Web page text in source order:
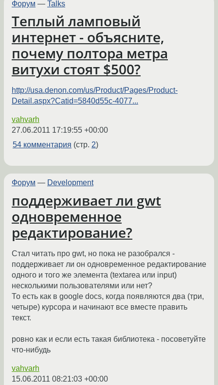
Форум — Talks
Теплый ламповый
интернет - объясните,
почему полтора метра
витухи стоят $500?
http://usa.denon.com/us/Product/Pages/Product-
Detail.aspx?Catid=5840d55c-4077...
vahvarh
27.06.2011 17:19:55 +00:00
54 комментария (стр. 2)
Форум — Development
поддерживает ли gwt
одновременное
редактирование?
Стал читать про gwt, но пока не разобрался -
поддерживает ли он одновременное редактирование
одного и того же элемента (textarea или input)
несколькими пользователями или нет?
То есть как в google docs, когда появляются два (три,
четыре) курсора и начинают все вместе править
текст.
ровно как и если есть такая библиотека - посоветуйте
что-нибудь
vahvarh
15.06.2011 08:21:03 +00:00